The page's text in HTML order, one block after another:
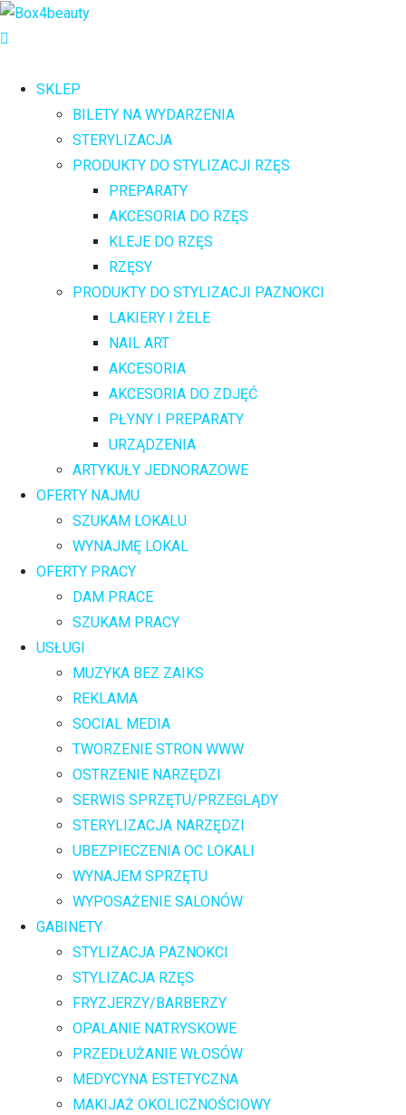
SKLEP
BILETY NA WYDARZENIA
STERYLIZACJA
PRODUKTY DO STYLIZACJI RZĘS
PREPARATY
AKCESORIA DO RZĘS
KLEJE DO RZĘS
RZĘSY
PRODUKTY DO STYLIZACJI PAZNOKCI
LAKIERY I ŻELE
NAIL ART
AKCESORIA
AKCESORIA DO ZDJĘĆ
PŁYNY I PREPARATY
URZĄDZENIA
ARTYKUŁY JEDNORAZOWE
OFERTY NAJMU
SZUKAM LOKALU
WYNAJMĘ LOKAL
OFERTY PRACY
DAM PRACE
SZUKAM PRACY
USŁUGI
MUZYKA BEZ ZAIKS
REKLAMA
SOCIAL MEDIA
TWORZENIE STRON WWW
OSTRZENIE NARZĘDZI
SERWIS SPRZĘTU/PRZEGLĄDY
STERYLIZACJA NARZĘDZI
UBEZPIECZENIA OC LOKALI
WYNAJEM SPRZĘTU
WYPOSAŻENIE SALONÓW
GABINETY
STYLIZACJA PAZNOKCI
STYLIZACJA RZĘS
FRYZJERZY/BARBERZY
OPALANIE NATRYSKOWE
PRZEDŁUŻANIE WŁOSÓW
MEDYCYNA ESTETYCZNA
MAKIJAŻ OKOLICZNOŚCIOWY